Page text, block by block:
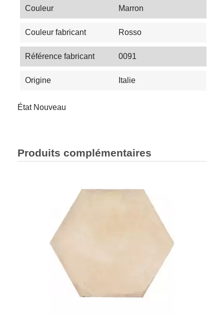
Couleur Marron
Couleur fabricant Rosso
Référence fabricant 0091
Origine Italie
État Nouveau
Produits complémentaires